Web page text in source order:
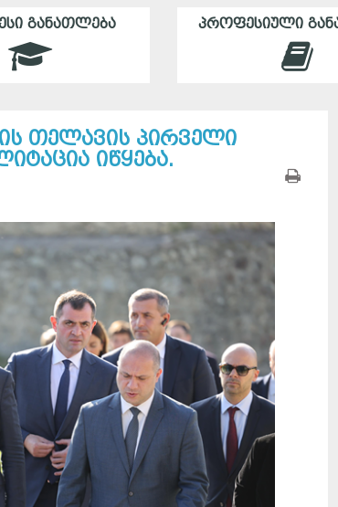
ᲒᲐᲜᲐᲗᲚᲔᲑᲐ ᲞᲠᲝᲤᲔᲡᲘᲣᲚᲘ
თელავის პირველი
იწყება.